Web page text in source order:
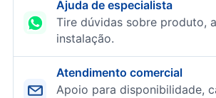
Ajuda de especialista
Tire dúvidas sobre produto,
instalação.
Atendimento comercial
Apoio para disponibilidade,